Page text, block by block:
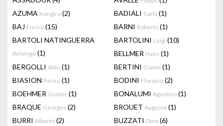
AZUMA Kengiro (2) BADIALI Carla (1)
BAJ Enrico (15) BARNI Roberto (1)
BARTOLI NATINGUERRA
Amerigo (1)
BARTOLINI Luigi (10)
BELLMER Hans (1)
BERGOLLI Aldo (1) BERTINI Gianni (1)
BIASION Renzo (1) BODINI Floriano (2)
BOEHMER Gunter (1) BONALUMI Agostino (1)
BRAQUE Georges (2) BROUET Auguste (1)
BURRI Alberto (2) BUZZATI Dino (6)